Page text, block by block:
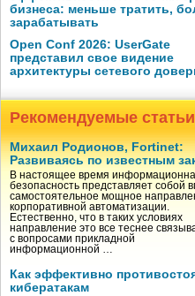
бизнеса: меньше тратить,
зарабатывать
Open Conf 2026: UserGate
представил свое видение
архитектуры сетевого
Рекомендуемые статьи
Михаил Родионов, Fortinet:
Развиваясь по известным
В настоящее время
безопасность представляет собой
самостоятельное мощное
корпоративной автоматизации.
Естественно, что в таких условиях
направление это все теснее
с вопросами прикладной
информационной …
Как эффективно
кибератакам